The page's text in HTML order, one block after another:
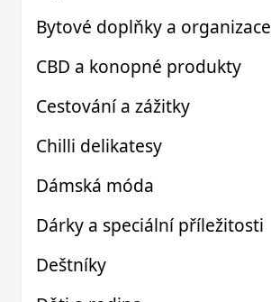
Bytové doplňky a organizace
CBD a konopné produkty
Cestování a zážitky
Chilli delikatesy
Dámská móda
Dárky a speciální příležitosti
Deštníky